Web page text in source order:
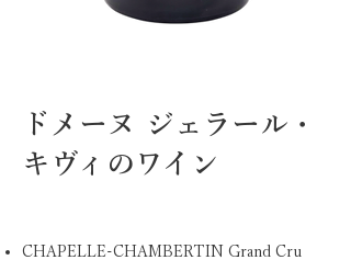
ドメーヌ ジェラール・
キヴィのワイン
CHAPELLE-CHAMBERTIN Grand Cru